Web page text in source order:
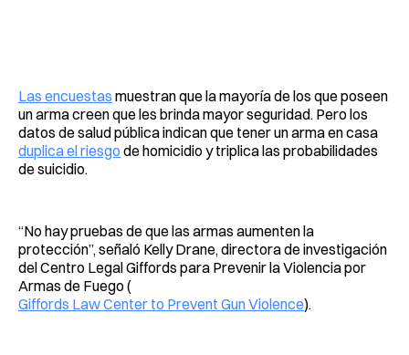
Las encuestas muestran que la mayoría de los que poseen
un arma creen que les brinda mayor seguridad. Pero los
datos de salud pública indican que tener un arma en casa
duplica el riesgo de homicidio y triplica las probabilidades
de suicidio.
“No hay pruebas de que las armas aumenten la
protección”, señaló Kelly Drane, directora de investigación
del Centro Legal Giffords para Prevenir la Violencia por
Armas de Fuego (
Giffords Law Center to Prevent Gun Violence).